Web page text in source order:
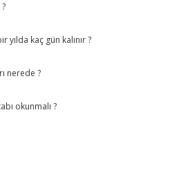
yılda kaç gün kalınır ?
nerede ?
okunmalı ?